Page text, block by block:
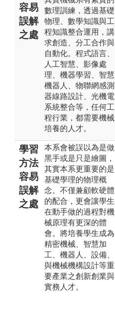
容易
誤解
之處
數理訓練，透過基礎
物理、數學知識與工
程知識整合運用，講
求創造、分工合作與
自動化。程式語言、
人工智慧、影像處
理、機器學習、智慧
機器人、物聯網感測
器線路設計、光機電
系統整合等，任何工
程行業，都需要機械
培養的人才。
學習
方法
容易
誤解
之處
本系會被誤以為是做
黑手或是只是繪圖，
其實本系更重要的是
基礎學理的物理概
念。不僅兼顧軟硬體
的配合，更會讓學生
在動手做的過程對機
械原理有更深的體
會。將培養學生成為
精密機械、智慧加
工、機器人、設備、
與機械機構設計等重
要產業之創新創業與
實務人才。